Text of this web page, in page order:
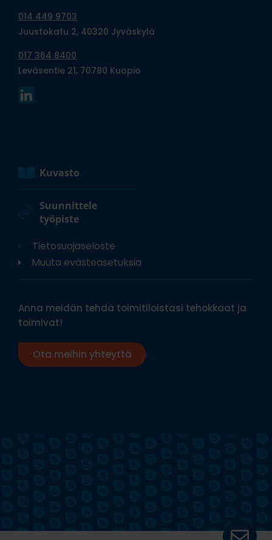
014 449 9703
Juustokatu 2, 40320 Jyväskylä
017 364 8400
Leväsentie 21, 70780 Kuopio
Kuvasto
Suunnittele
työpiste
Tietosuojaseloste
Muuta evästeasetuksia
Anna meidän tehdä toimitiloistasi tehokkaat ja
toimivat!
Ota meihin yhteyttä